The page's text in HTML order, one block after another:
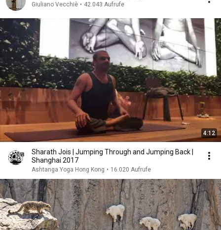
Giuliano Vecchiè • 42.043 Aufrufe
4:12
Sharath Jois | Jumping Through and Jumping Back |
Shanghai 2017
Ashtanga Yoga Hong Kong • 16.020 Aufrufe